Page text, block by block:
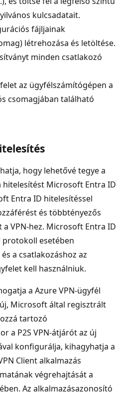
kulcsadatait.
fájljainak
létrehozása és letöltése.
minden csatlakozó
az ügyfélszámítógépen a
csomagjában található
hogy lehetővé tegye a
hitelesítést Microsoft Entra ID
Entra ID hitelesítéssel
és többtényezős
VPN-hez. Microsoft Entra ID
protokoll esetében
a csatlakozáshoz az
kell használniuk.
a Azure VPN-ügyfél
Microsoft által regisztrált
tartozó
a P2S VPN-átjárót az új
konfigurálja, kihagyhatja a
Client alkalmazás
végrehajtását a
Az alkalmazásazonosító